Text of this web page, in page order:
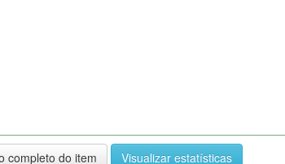
completo do item Visualizar estatísticas